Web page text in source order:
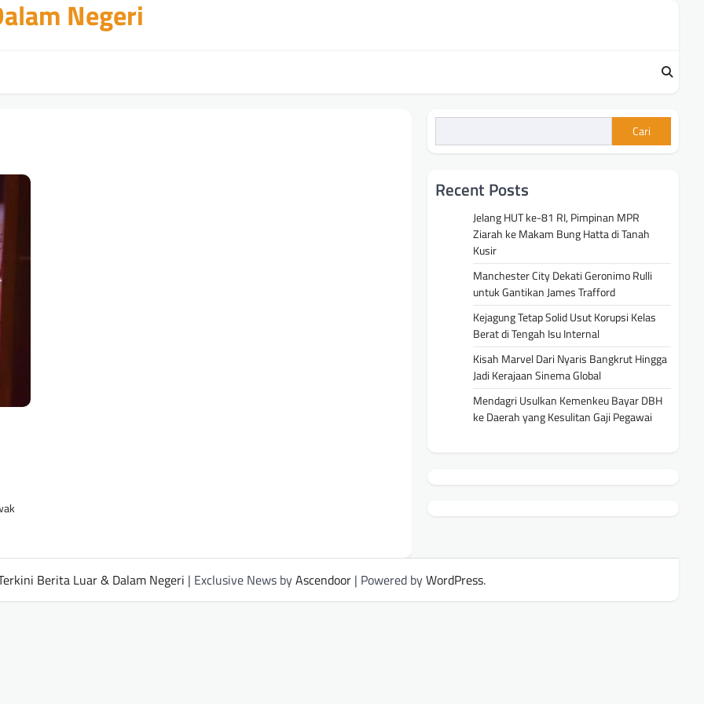
Negeri
Cari
Recent Posts
Jelang HUT ke-81 RI, Pimpinan MPR
Ziarah ke Makam Bung Hatta di Tanah
Kusir
Manchester City Dekati Geronimo Rulli
untuk Gantikan James Trafford
Kejagung Tetap Solid Usut Korupsi Kelas
Berat di Tengah Isu Internal
Kisah Marvel Dari Nyaris Bangkrut Hingga
Jadi Kerajaan Sinema Global
Mendagri Usulkan Kemenkeu Bayar DBH
ke Daerah yang Kesulitan Gaji Pegawai
Berita Luar & Dalam Negeri | Exclusive News byAscendoor | Powered byWordPress.